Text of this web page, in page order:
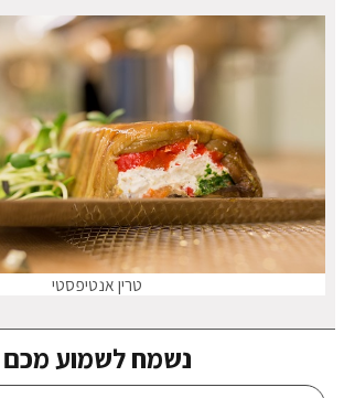
טרין אנטיפסטי
נשמח לשמוע מכם